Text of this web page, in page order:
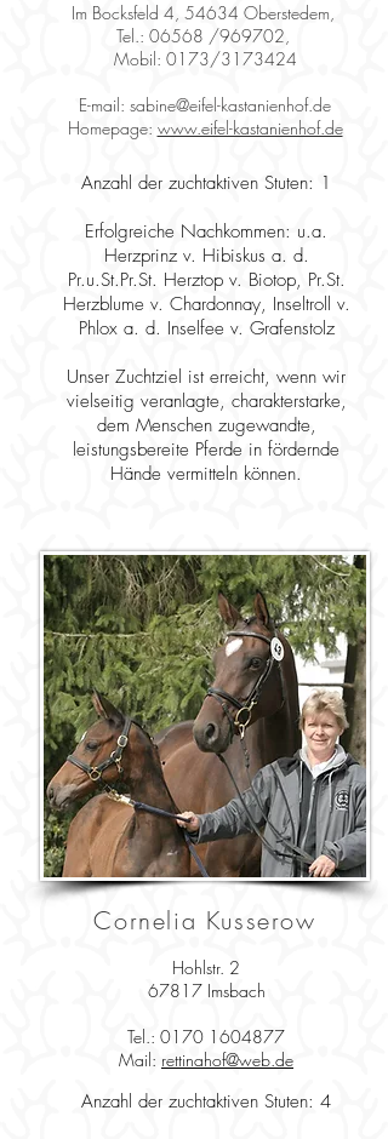
Im Bocksfeld 4, 54634 Oberstedem,
Tel.: 06568 /969702,
Mobil: 0173/3173424
E-mail: sabine@eifel-kastanienhof.de
​Homepage: www.eifel-kastanienhof.de
Anzahl der zuchtaktiven Stuten: 1
Erfolgreiche Nachkommen: u.a.
Herzprinz v. Hibiskus a. d.
Pr.u.St.Pr.St. Herztop v. Biotop, Pr.St.
Herzblume v. Chardonnay, Inseltroll v.
Phlox a. d. Inselfee v. Grafenstolz
Unser Zuchtziel ist erreicht, wenn wir
vielseitig veranlagte, charakterstarke,
dem Menschen zugewandte,
leistungsbereite Pferde in fördernde
Hände vermitteln können.
Cornelia Kusserow
Hohlstr. 2
67817 Imsbach
Tel.: 0170 1604877
Mail: rettinahof@web.de
Anzahl der zuchtaktiven Stuten: 4